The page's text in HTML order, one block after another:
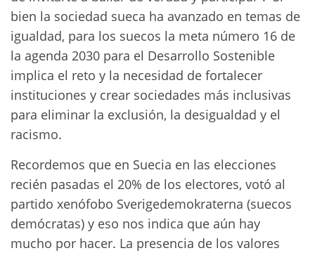
bien la sociedad sueca ha avanzado en temas de
igualdad, para los suecos la meta número 16 de
la agenda 2030 para el Desarrollo Sostenible
implica el reto y la necesidad de fortalecer
instituciones y crear sociedades más inclusivas
para eliminar la exclusión, la desigualdad y el
racismo.
Recordemos que en Suecia en las elecciones
recién pasadas el 20% de los electores, votó al
partido xenófobo Sverigedemokraterna (suecos
demócratas) y eso nos indica que aún hay
mucho por hacer. La presencia de los valores